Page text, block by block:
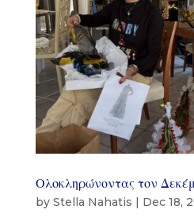
Ολοκληρώνοντας τον
by Stella Nahatis | Dec 18,